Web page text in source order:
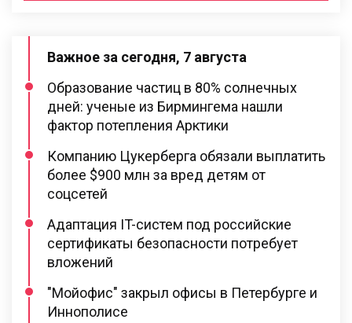
Важное за сегодня, 7 августа
Образование частиц в 80% солнечных
дней: ученые из Бирмингема нашли
фактор потепления Арктики
Компанию Цукерберга обязали выплатить
более $900 млн за вред детям от
соцсетей
Адаптация IT-систем под российские
сертификаты безопасности потребует
вложений
"Мойофис" закрыл офисы в Петербурге и
Иннополисе